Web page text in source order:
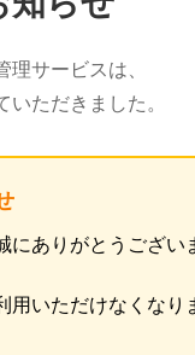
サービスは、
ただきました。
にありがとうござい
用いただけなくなり